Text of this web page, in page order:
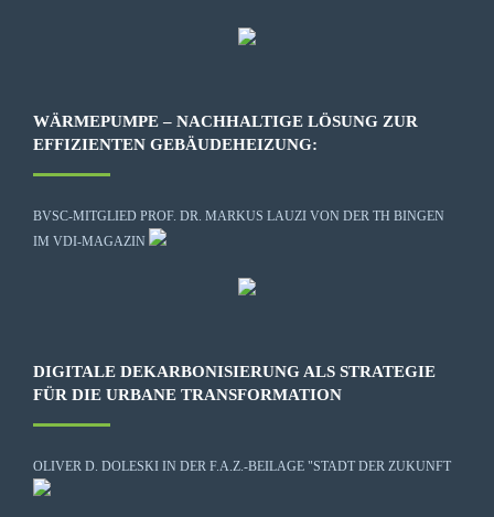
WÄRMEPUMPE – NACHHALTIGE LÖSUNG ZUR
EFFIZIENTEN GEBÄUDEHEIZUNG:
BVSC-MITGLIED PROF. DR. MARKUS LAUZI VON DER TH BINGEN
IM VDI-MAGAZIN
DIGITALE DEKARBONISIERUNG ALS STRATEGIE
FÜR DIE URBANE TRANSFORMATION
OLIVER D. DOLESKI IN DER F.A.Z.-BEILAGE "STADT DER ZUKUNFT